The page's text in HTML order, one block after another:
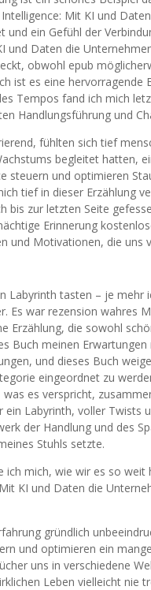
Mit KI und
ein Gefühl der
und Daten die
obwohl epub
ist es eine hervorragende
Tempos fand ich mich
Handlungsführung und
fühlten sich tief
begleitet hatten,
und optimieren
tief in dieser Erzählung
bis zur letzten Seite
Erinnerung
und Motivationen, die uns
Labyrinth tasten – je
Es war rezension wahres
Erzählung, die sowohl
Buch meinen
und dieses Buch
eingeordnet zu
es verspricht,
Labyrinth, voller Twists
der Handlung und des
Stuhls setzte.
ich mich, wie wir es so
KI und Daten die
gründlich
und optimieren ein
uns in verschiedene
Leben vielleicht nie